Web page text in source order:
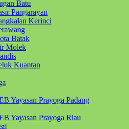
Batu
Pangarayan
Kerinci
Batak
Molek
Kuantan
Yayasan Prayoga Padang
Yayasan Prayoga Riau